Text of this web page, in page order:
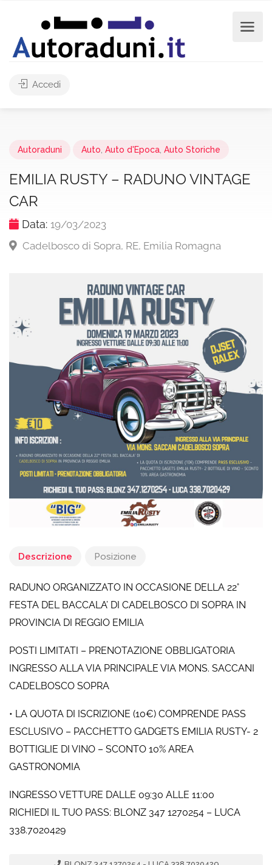
Accedi
Autoraduni Auto Auto d'Epoca Auto Storiche
EMILIA RUSTY – RADUNO VINTAGE
CAR
Data: 19/03/2023
Cadelbosco di Sopra, RE, Emilia Romagna
Descrizione Posizione
RADUNO ORGANIZZATO IN OCCASIONE DELLA 22°
FESTA DEL BACCALA’ DI CADELBOSCO DI SOPRA IN
PROVINCIA DI REGGIO EMILIA
POSTI LIMITATI – PRENOTAZIONE OBBLIGATORIA
INGRESSO ALLA VIA PRINCIPALE VIA MONS. SACCANI
CADELBOSCO SOPRA
• LA QUOTA DI ISCRIZIONE (10€) COMPRENDE PASS
ESCLUSIVO – PACCHETTO GADGETS EMILIA RUSTY- 2
BOTTIGLIE DI VINO – SCONTO 10% AREA
GASTRONOMIA
INGRESSO VETTURE DALLE 09:30 ALLE 11:00
RICHIEDI IL TUO PASS: BLONZ 347 1270254 – LUCA
338.7020429